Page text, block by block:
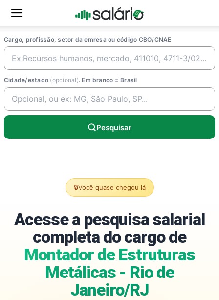
Cargo, profissão, setor da emresa ou código CBO/CNAE
Cidade/estado (opcional). Em branco = Brasil
Pesquisar
🔒Você quase chegou lá
Acesse a pesquisa salarial
completa do cargo de
Montador de Estruturas
Metálicas - Rio de
Janeiro/RJ